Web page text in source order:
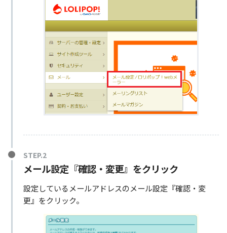
メール設定『確認・変更』をクリック
設定しているメールアドレスのメール設定『確認・変
更』をクリック。